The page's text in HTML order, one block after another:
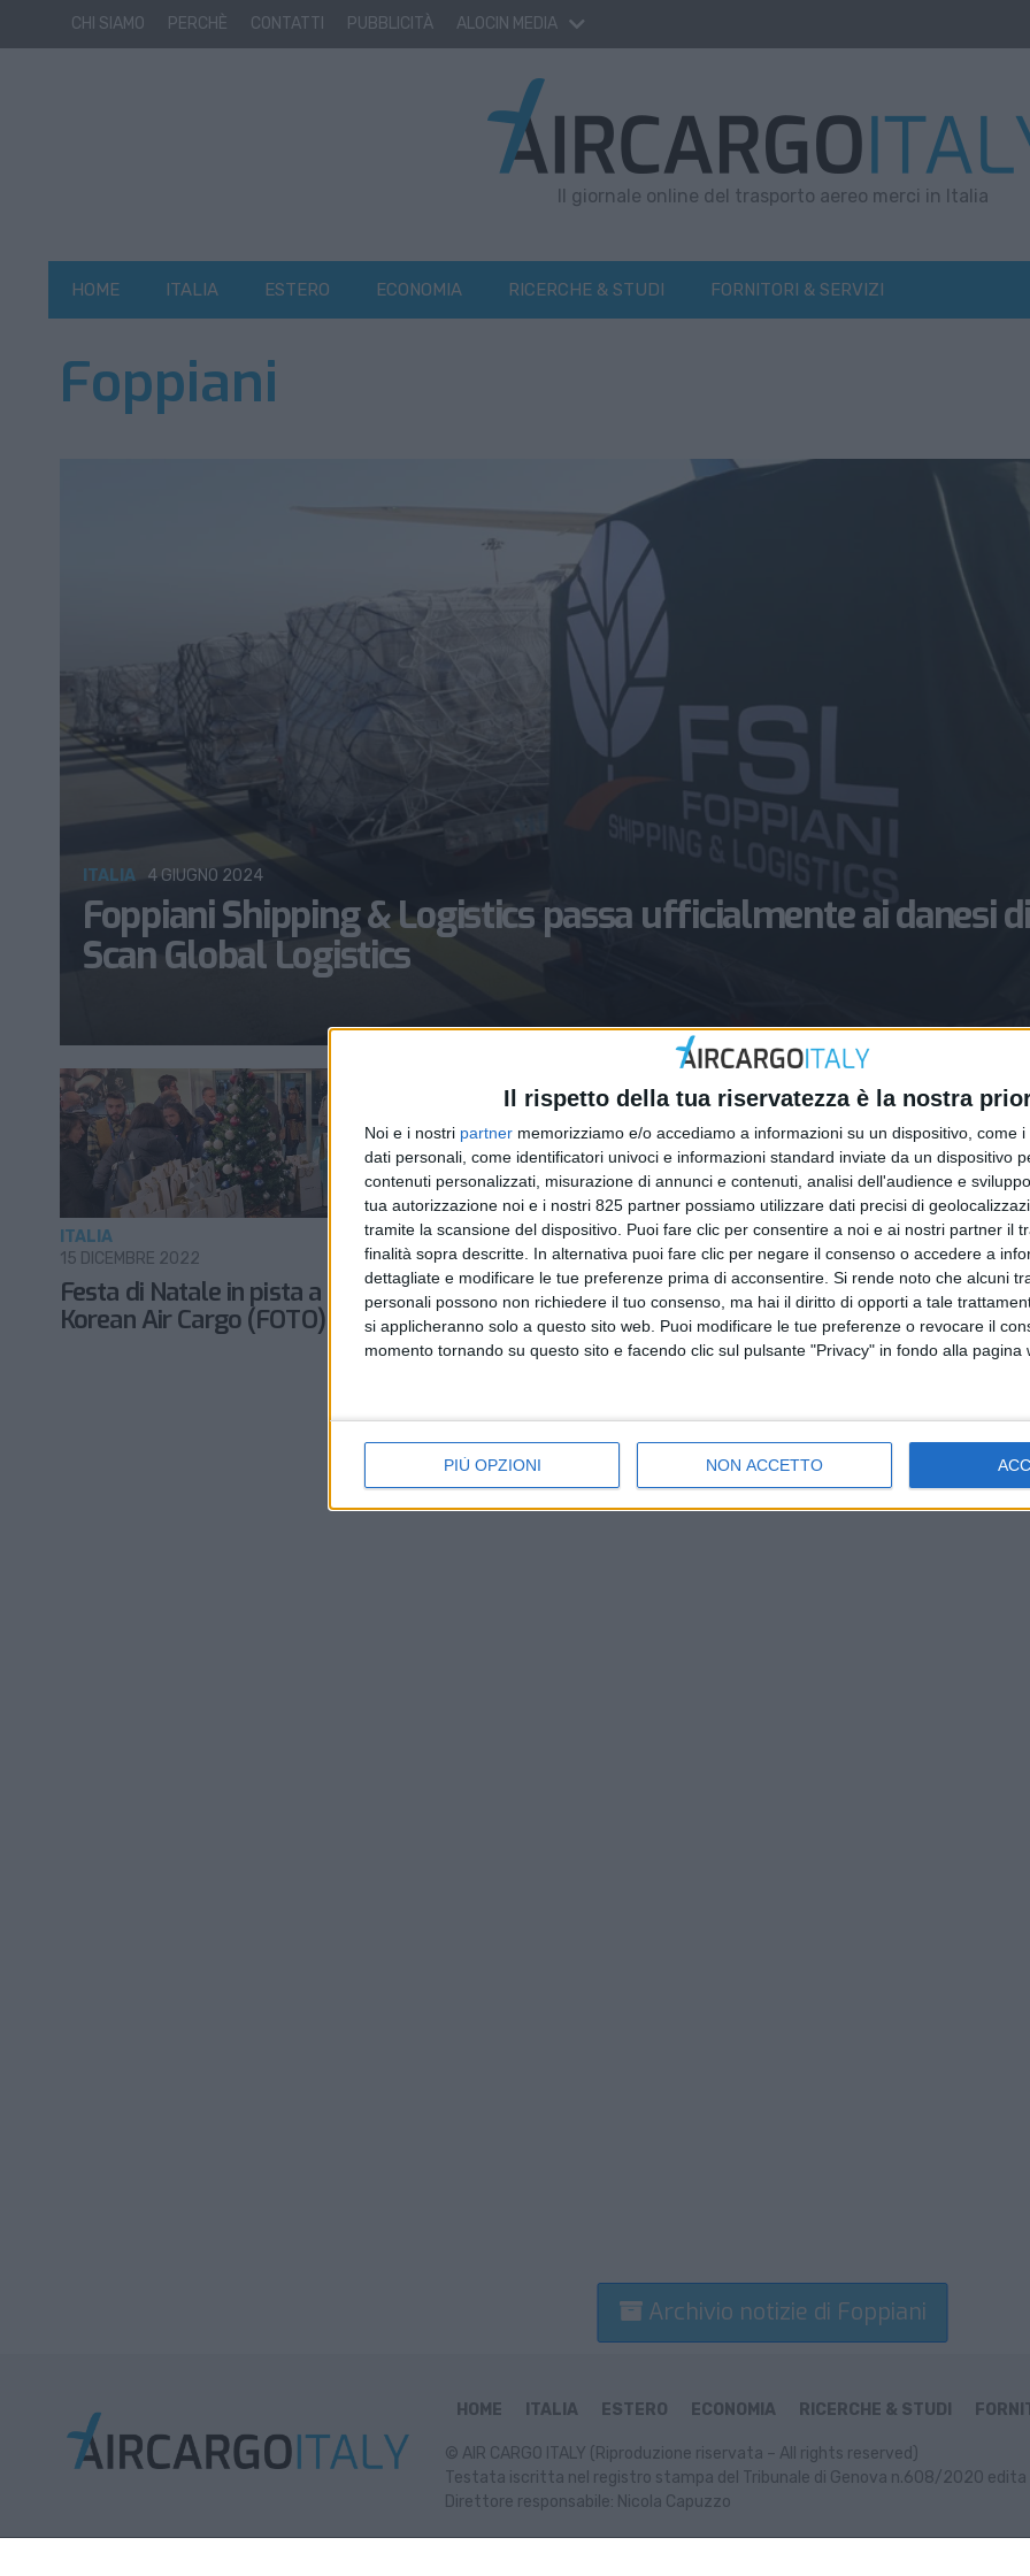
Il rispetto della tua riservatezza è la nostra
Noi e i nostri partner memorizziamo e/o accediamo a informazioni su un dispositivo, come
dati personali, come identificatori univoci e informazioni standard inviate da un dispositivo
contenuti personalizzati, misurazione di annunci e contenuti, analisi dell'audience e
tua autorizzazione noi e i nostri 825 partner possiamo utilizzare dati precisi di
tramite la scansione del dispositivo. Puoi fare clic per consentire a noi e ai nostri partner il
finalità sopra descritte. In alternativa puoi fare clic per negare il consenso o accedere a
dettagliate e modificare le tue preferenze prima di acconsentire. Si rende noto che alcuni
personali possono non richiedere il tuo consenso, ma hai il diritto di opporti a tale
si applicheranno solo a questo sito web. Puoi modificare le tue preferenze o revocare il
momento tornando su questo sito e facendo clic sul pulsante "Privacy" in fondo alla pagina
PIÙ OPZIONI NON ACCETTO
CHI SIAMO PERCHÈ CONTATTI PUBBLICITÀ ALOCIN MEDIA
Il giornale online del trasporto aereo merci in Italia
HOME ITALIA ESTERO ECONOMIA RICERCHE & STUDI FORNITORI & SERVIZI
Foppiani
Foppiani Shipping & Logistics passa ufficialmente ai danesi di
Scan Global Logistics
ITALIA 4 GIUGNO 2024
Festa di Natale in pista a Malpensa per
Korean Air Cargo (FOTO)
ITALIA
15 DICEMBRE 2022
Archivio notizie di Foppiani
HOME ITALIA ESTERO ECONOMIA RICERCHE & STUDI
© AIR CARGO ITALY (Riproduzione riservata – All rights reserved)
Testata iscritta nel registro stampa del Tribunale di Genova n.608/2020 edita
Direttore responsabile: Nicola Capuzzo